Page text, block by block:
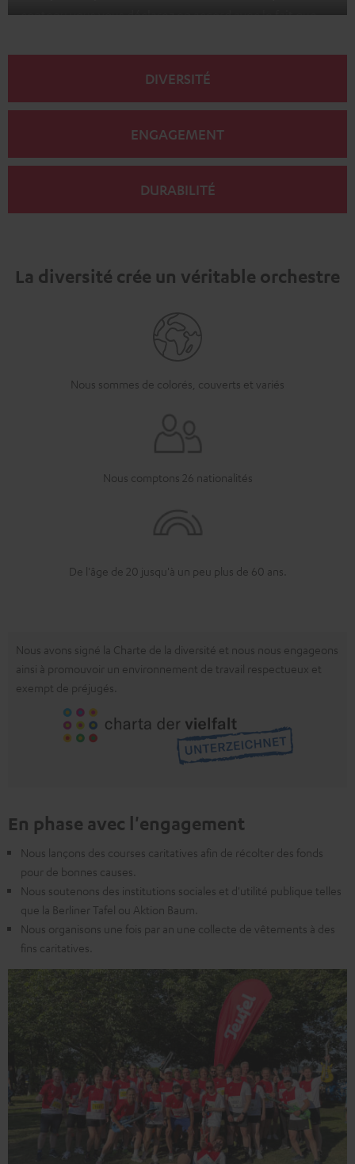
contenu vous vous déclarez en accord avec le fait que
individuelles peuvent être transmises à une plateforme
Vous en apprendrez davantage dans notre
politique de confidentialité.
DIVERSITÉ
ENGAGEMENT
DURABILITÉ
La diversité crée un véritable orchestre
Nous sommes de colorés, couverts et variés
Nous comptons 26 nationalités
De l'âge de 20 jusqu'à un peu plus de 60 ans.
Nous avons signé la Charte de la diversité et nous nous engageons
ainsi à promouvoir un environnement de travail respectueux et
exempt de préjugés.
En phase avec l'engagement
Nous lançons des courses caritatives afin de récolter des fonds
pour de bonnes causes.
Nous soutenons des institutions sociales et d'utilité publique telles
que la Berliner Tafel ou Aktion Baum.
Nous organisons une fois par an une collecte de vêtements à des
fins caritatives.